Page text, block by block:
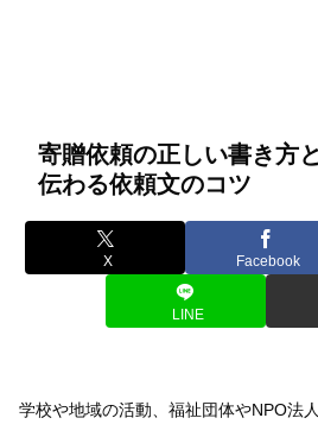
寄贈依頼の正しい書き方
伝わる依頼文のコツ
X Facebook
LINE
学校や地域の活動、福祉団体やNPO法